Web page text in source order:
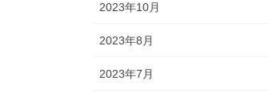
2023年10月
2023年8月
2023年7月